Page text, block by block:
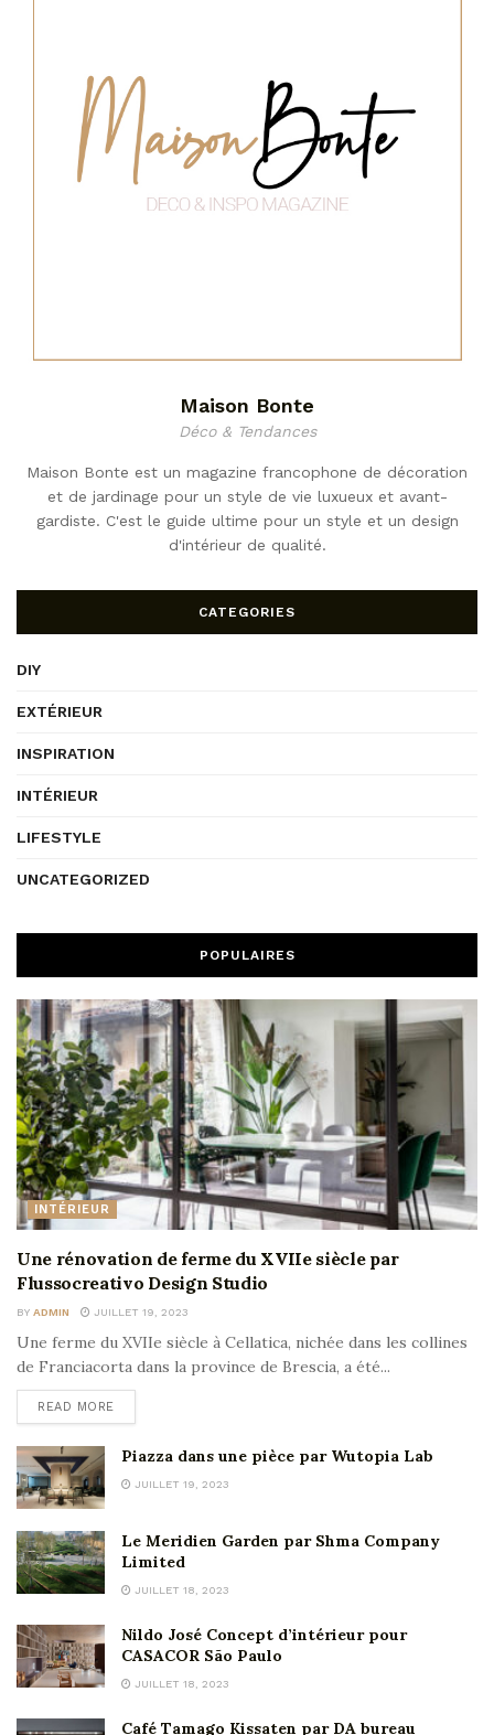
Maison Bonte
Déco & Tendances
Maison Bonte est un magazine francophone de décoration
et de jardinage pour un style de vie luxueux et avant-
gardiste. C'est le guide ultime pour un style et un design
d'intérieur de qualité.
CATEGORIES
DIY
EXTÉRIEUR
INSPIRATION
INTÉRIEUR
LIFESTYLE
UNCATEGORIZED
POPULAIRES
INTÉRIEUR
Une rénovation de ferme du XVIIe siècle par
Flussocreativo Design Studio
BY ADMIN JUILLET 19, 2023
Une ferme du XVIIe siècle à Cellatica, nichée dans les collines
de Franciacorta dans la province de Brescia, a été...
READ MORE
Piazza dans une pièce par Wutopia Lab
JUILLET 19, 2023
Le Meridien Garden par Shma Company
Limited
JUILLET 18, 2023
Nildo José Concept d’intérieur pour
CASACOR São Paulo
JUILLET 18, 2023
Café Tamago Kissaten par DA bureau